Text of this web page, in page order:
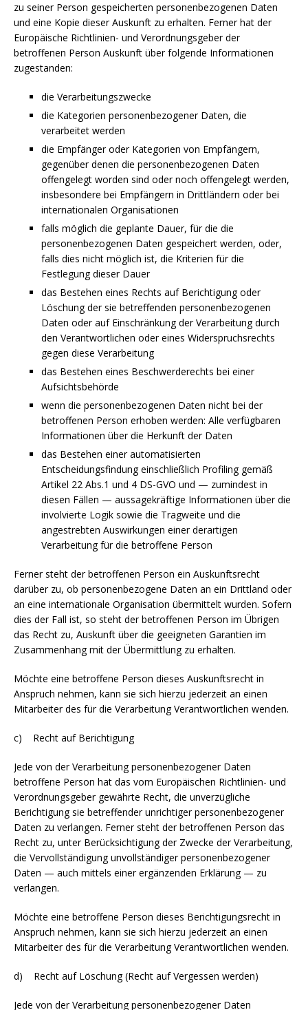
zu seiner Person gespeicherten personenbezogenen Daten
und eine Kopie dieser Auskunft zu erhalten. Ferner hat der
Europäische Richtlinien- und Verordnungsgeber der
betroffenen Person Auskunft über folgende Informationen
zugestanden:
die Verarbeitungszwecke
die Kategorien personenbezogener Daten, die
verarbeitet werden
die Empfänger oder Kategorien von Empfängern,
gegenüber denen die personenbezogenen Daten
offengelegt worden sind oder noch offengelegt werden,
insbesondere bei Empfängern in Drittländern oder bei
internationalen Organisationen
falls möglich die geplante Dauer, für die die
personenbezogenen Daten gespeichert werden, oder,
falls dies nicht möglich ist, die Kriterien für die
Festlegung dieser Dauer
das Bestehen eines Rechts auf Berichtigung oder
Löschung der sie betreffenden personenbezogenen
Daten oder auf Einschränkung der Verarbeitung durch
den Verantwortlichen oder eines Widerspruchsrechts
gegen diese Verarbeitung
das Bestehen eines Beschwerderechts bei einer
Aufsichtsbehörde
wenn die personenbezogenen Daten nicht bei der
betroffenen Person erhoben werden: Alle verfügbaren
Informationen über die Herkunft der Daten
das Bestehen einer automatisierten
Entscheidungsfindung einschließlich Profiling gemäß
Artikel 22 Abs.1 und 4 DS-GVO und — zumindest in
diesen Fällen — aussagekräftige Informationen über die
involvierte Logik sowie die Tragweite und die
angestrebten Auswirkungen einer derartigen
Verarbeitung für die betroffene Person
Ferner steht der betroffenen Person ein Auskunftsrecht
darüber zu, ob personenbezogene Daten an ein Drittland oder
an eine internationale Organisation übermittelt wurden. Sofern
dies der Fall ist, so steht der betroffenen Person im Übrigen
das Recht zu, Auskunft über die geeigneten Garantien im
Zusammenhang mit der Übermittlung zu erhalten.
Möchte eine betroffene Person dieses Auskunftsrecht in
Anspruch nehmen, kann sie sich hierzu jederzeit an einen
Mitarbeiter des für die Verarbeitung Verantwortlichen wenden.
c) Recht auf Berichtigung
Jede von der Verarbeitung personenbezogener Daten
betroffene Person hat das vom Europäischen Richtlinien- und
Verordnungsgeber gewährte Recht, die unverzügliche
Berichtigung sie betreffender unrichtiger personenbezogener
Daten zu verlangen. Ferner steht der betroffenen Person das
Recht zu, unter Berücksichtigung der Zwecke der Verarbeitung,
die Vervollständigung unvollständiger personenbezogener
Daten — auch mittels einer ergänzenden Erklärung — zu
verlangen.
Möchte eine betroffene Person dieses Berichtigungsrecht in
Anspruch nehmen, kann sie sich hierzu jederzeit an einen
Mitarbeiter des für die Verarbeitung Verantwortlichen wenden.
d) Recht auf Löschung (Recht auf Vergessen werden)
Jede von der Verarbeitung personenbezogener Daten